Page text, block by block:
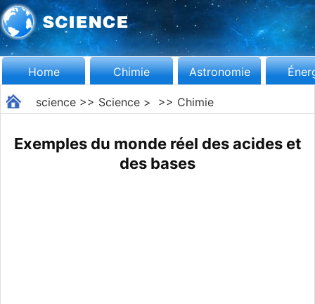
Home Chimie Astronomie
science>> Science> >> Chimie
Exemples du monde réel des acides et
des bases